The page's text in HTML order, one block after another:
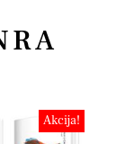
Akcija!